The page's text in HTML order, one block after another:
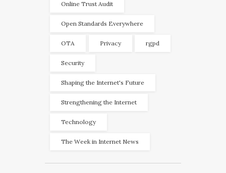
Online Trust Audit
Open Standards Everywhere
OTA Privacy rgpd
Security
Shaping the Internet's Future
Strengthening the Internet
Technology
The Week in Internet News